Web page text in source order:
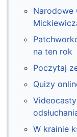
Narodowe
na ten rok
Poczytaj
Quizy
W krainie